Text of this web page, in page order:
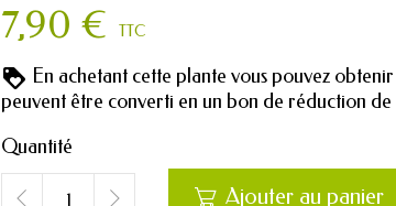
7,90 € TTC
En achetant cette plante vous pouvez obtenir
peuvent être converti en un bon de réduction de
Quantité
 Ajouter au panier